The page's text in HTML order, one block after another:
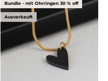
Bundle - mit Ohrringen 30 % off
Ausverkauft